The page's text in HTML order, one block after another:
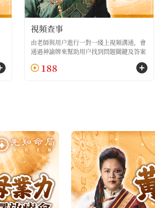
視頻查事
由老師與用户進行一對一綫上視頻溝通，會
通過神諭牌來幫助用户找到問題關鍵及答案
188